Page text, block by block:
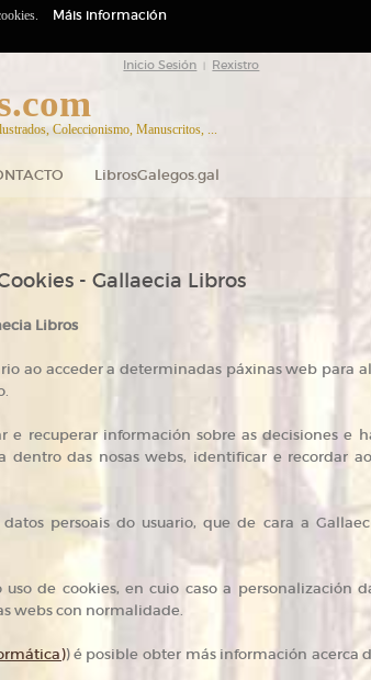
Inicio Sesión Rexistro
Coleccionismo, Manuscritos, ...
LibrosGalegos.gal
- Gallaecia Libros
Libros
ao acceder a determinadas páxinas web para
recuperar información sobre as decisiones e
das nosas webs, identificar e recordar
persoais do usuario, que de cara a
de cookies, en cuio caso a personalización
webs con normalidade.
) é posible obter más información acerca
Máis información